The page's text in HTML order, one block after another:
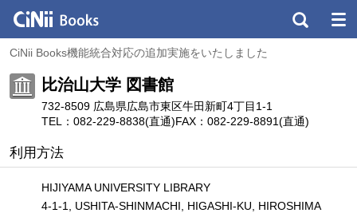
CiNii Books機能統合対応の追加実施をいたしました
比治山大学 図書館
732-8509 広島県広島市東区牛田新町4丁目1-1
TEL：082-229-8838(直通)FAX：082-229-8891(直通)
利用方法
HIJIYAMA UNIVERSITY LIBRARY
4-1-1, USHITA-SHINMACHI, HIGASHI-KU, HIROSHIMA